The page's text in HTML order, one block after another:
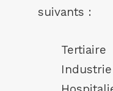
suivants :
Tertiaire
Industrie